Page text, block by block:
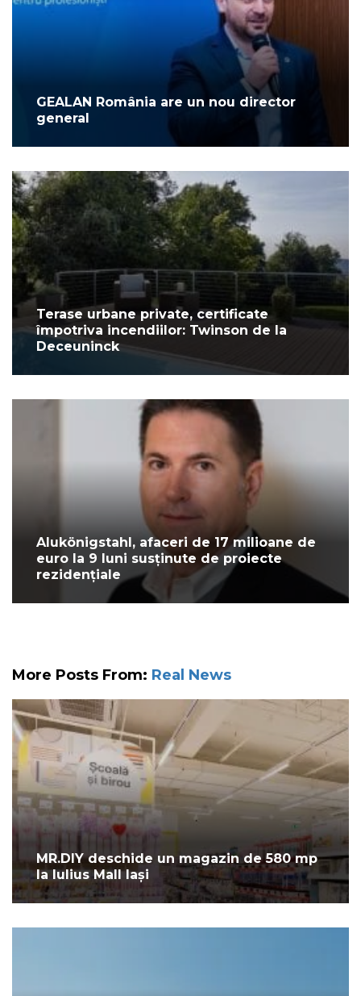
GEALAN România are un nou director
general
Terase urbane private, certificate
împotriva incendiilor: Twinson de la
Deceuninck
Alukönigstahl, afaceri de 17 milioane de
euro la 9 luni susținute de proiecte
rezidențiale
More Posts From: Real News
MR.DIY deschide un magazin de 580 mp
la Iulius Mall Iași